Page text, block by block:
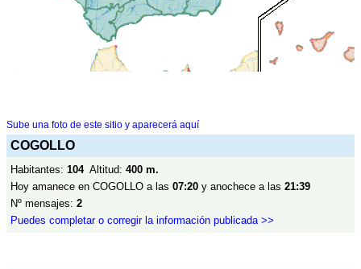
Sube una foto de este sitio y aparecerá aquí
COGOLLO
Habitantes: 104Altitud: 400 m.
Hoy amanece en COGOLLO a las 07:20 y anochece a las 21:39
Nº mensajes: 2
Puedes completar o corregir la información publicada >>